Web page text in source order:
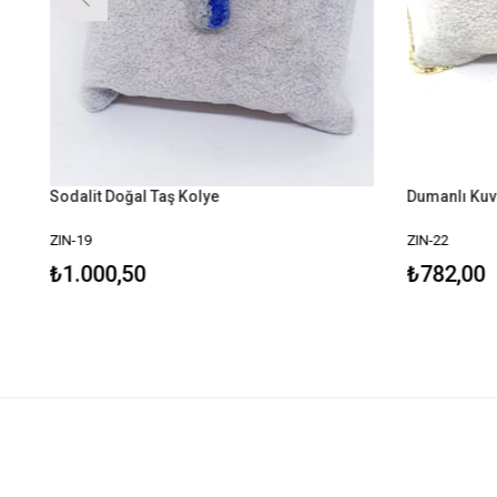
Sodalit Doğal Taş Kolye
ZIN-19
₺1.000,50
ZIN-22
₺782,00